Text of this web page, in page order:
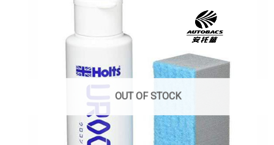
OUT OF STOCK